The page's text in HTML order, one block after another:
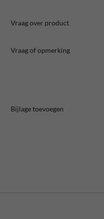
Vraag over product
Vraag of opmerking
Bijlage toevoegen